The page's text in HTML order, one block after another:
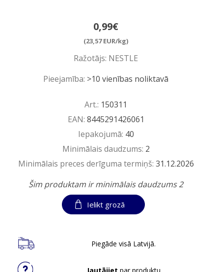
0,99€
(23,57 EUR/kg)
Ražotājs: NESTLE
Pieejamība: >10 vienības noliktavā
Art.: 150311
EAN: 8445291426061
Iepakojumā: 40
Minimālais daudzums: 2
Minimālais preces derīguma termiņš: 31.12.2026
Šim produktam ir minimālais daudzums 2
Ielikt grozā
Piegāde visā Latvijā.
Jautājiet par produktu